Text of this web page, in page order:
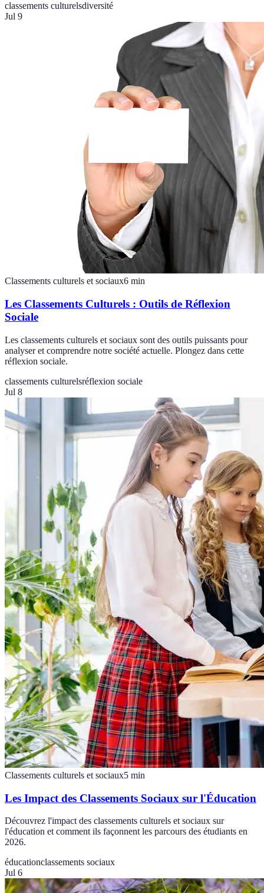
classements culturelsdiversité
Jul 9
Classements culturels et sociaux6 min
Les Classements Culturels : Outils de Réflexion
Sociale
Les classements culturels et sociaux sont des outils puissants pour
analyser et comprendre notre société actuelle. Plongez dans cette
réflexion sociale.
classements culturelsréflexion sociale
Jul 8
Classements culturels et sociaux5 min
Les Impact des Classements Sociaux sur l'Éducation
Découvrez l'impact des classements culturels et sociaux sur
l'éducation et comment ils façonnent les parcours des étudiants en
2026.
éducationclassements sociaux
Jul 6